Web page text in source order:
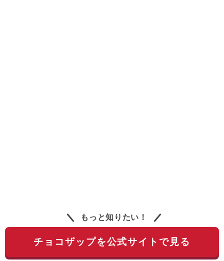
もっと知りたい！
チョコザップを公式サイトで見る